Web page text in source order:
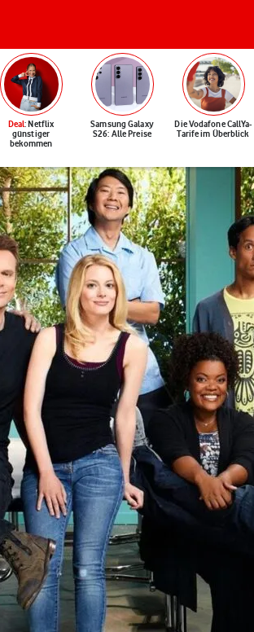
Deal: Netflix
günstiger
bekommen
Samsung Galaxy
S26: Alle Preise
Die Vodafone CallYa-
Tarife im Überblick